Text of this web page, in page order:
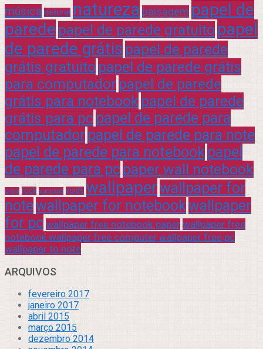
música natural natureza paisagem papel de
parede papel de parede gratuito papel
de parede grátis papel de parede
grátis gratuito papel de parede grátis
para computador papel de parede
grátis para notebook papel de parede
grátis para pc papel de parede para
computador papel de parede para note
papel de parede para notebook papel
de parede para pc paper wall notebook
praia rock sucesso verde wallpaperwallpaper for
notewallpaper for notebookwallpaper
for pc wallpaper free notebook paper wallpaper free
notebook wallpaper free computer wallpaper free pc
wallpaper to note
ARQUIVOS
fevereiro 2017
janeiro 2017
abril 2015
março 2015
dezembro 2014